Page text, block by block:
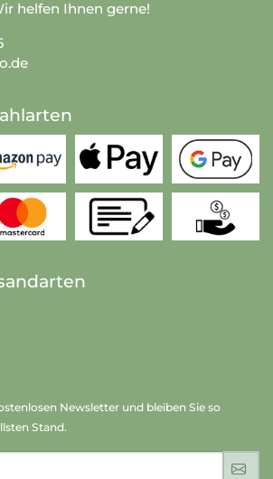
helfen Ihnen gerne!
Newsletter und bleiben Sie so
Stand.